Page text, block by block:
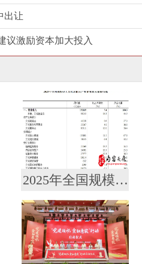
出让
议激励资本加大投入
2025年全国规模以上文化及相关产业企业营业收入增长7.4%